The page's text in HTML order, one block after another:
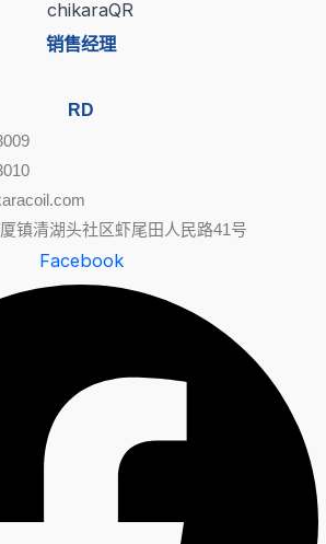
销售经理
RD
镇清湖头社区虾尾田人民路41号
Facebook